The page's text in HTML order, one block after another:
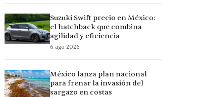
Suzuki Swift precio en México:
el hatchback que combina
agilidad y eficiencia
6 ago 2026
México lanza plan nacional
para frenar la invasión del
sargazo en costas